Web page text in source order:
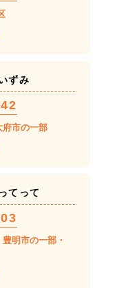
ずみ
市の一部
てって
明市の一部・